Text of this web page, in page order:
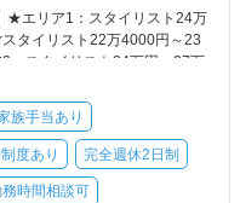
★エリア1：スタイリスト24万
タイリスト22万4000円～23
：スタイリスト24万円～27万
給】★エリア1：21万4000円
ア2：20万9000円～21万900
★エリア1：1350円～1450円
／自毛メニューのみスタイリ
族手当あり
度あり 完全週休2日制
時間相談可